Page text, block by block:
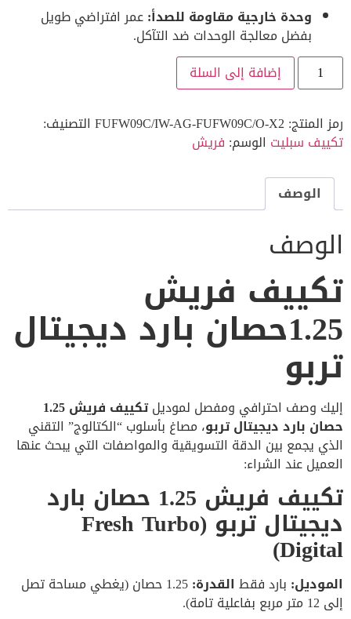
وحدة خارجية مقاومة للصدأ:عمر افتراضي طويل
بفضل معالجة الوحدات ضد التآكل.
إضافة إلى السلة
رمز المنتج:FUFW09C/IW-AG-FUFW09C/O-X2 التصنيف:
تكييف سبليت الوسم: فريش
الوصف
الوصف
تكييف فريش
1.25حصان بارد ديجيتال
تربو
إليك وصف احترافي ومفصل لموديل تكييف فريش 1.25
حصان بارد ديجيتال تربو، مصاغ بأسلوب “الكتالوج” التقني
الذي يجمع بين الدقة التسويقية والمواصفات التي يبحث عنها
العميل عند الشراء:
تكييف فريش 1.25 حصان بارد
ديجيتال تربو (Fresh Turbo
Digital)
الموديل: بارد فقط القدرة: 1.25 حصان (يغطي مساحة تصل
إلى 12 متر مربع بفاعلية تامة).